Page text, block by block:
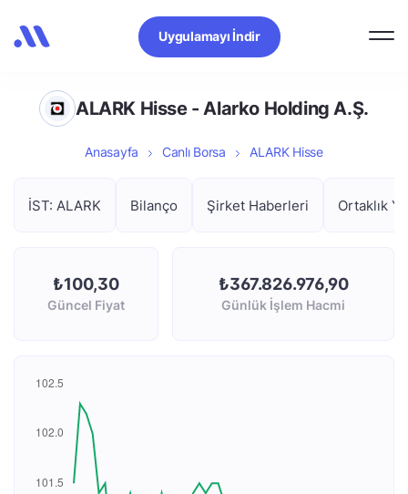
Uygulamayı İndir
ALARK Hisse - Alarko Holding A.Ş.
Anasayfa Canlı Borsa ALARK Hisse
İST: ALARK Bilanço Şirket Haberleri Ortaklık
₺100,30
Güncel Fiyat
₺367.826.976,90
Günlük İşlem Hacmi